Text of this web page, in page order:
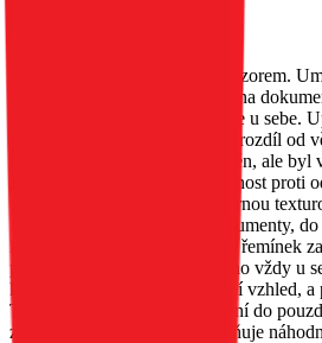
Pouzdro MEZZO s reliéfním vzorem.
bankovek; má speciální kapsy na
řemínku jej můžete mít neustále u sebe.
Vzor na pouzdru MEZZO, na rozdíl od
typu, nebyl malován ani vytištěn, ale byl
zajišťuje jeho trvanlivost, odolnost proti
pouzdra s jemnou, nerovnoměrnou
Pouzdro má dvě kapsy na dokumenty,
karty, tak bankovky. Přiložený řemínek
pouzdra a umožňuje vám mít ho vždy u
kůže dodává pouzdru elegantní vzhled,
TPU usnadňuje vložení zařízení do
zajišťuje pevné držení a zabraňuje